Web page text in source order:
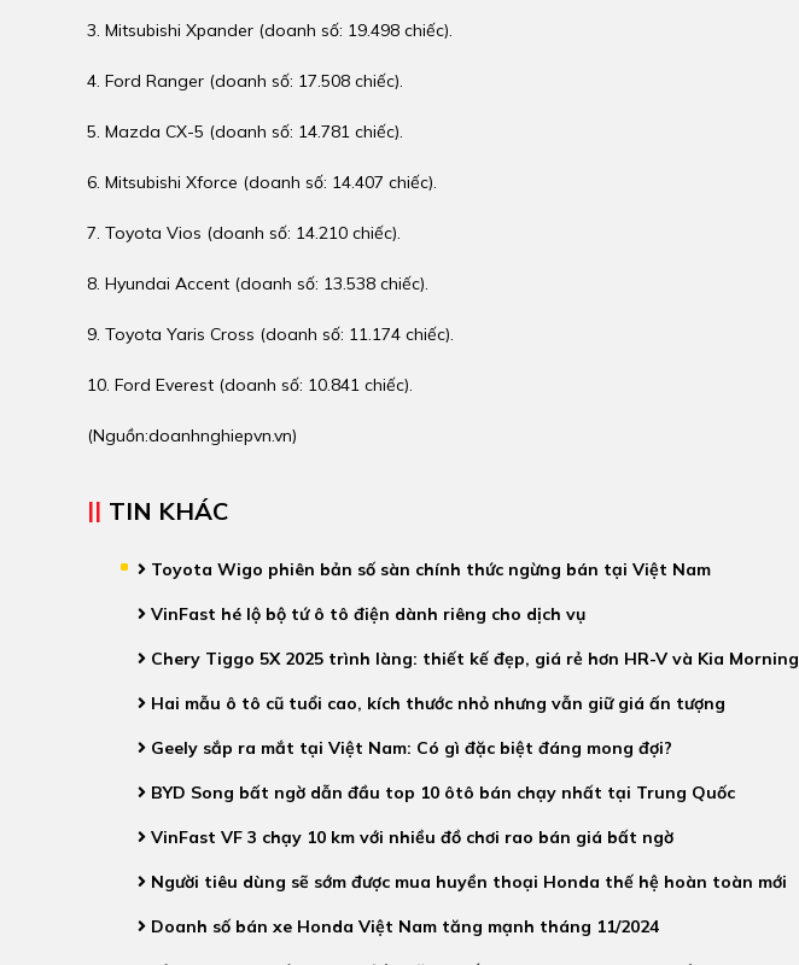
3. Mitsubishi Xpander (doanh số: 19.498 chiếc).
4. Ford Ranger (doanh số: 17.508 chiếc).
5. Mazda CX-5 (doanh số: 14.781 chiếc).
6. Mitsubishi Xforce (doanh số: 14.407 chiếc).
7. Toyota Vios (doanh số: 14.210 chiếc).
8. Hyundai Accent (doanh số: 13.538 chiếc).
9. Toyota Yaris Cross (doanh số: 11.174 chiếc).
10. Ford Everest (doanh số: 10.841 chiếc).
(Nguồn:doanhnghiepvn.vn)
TIN KHÁC
Toyota Wigo phiên bản số sàn chính thức ngừng bán tại Việt Nam
VinFast hé lộ bộ tứ ô tô điện dành riêng cho dịch vụ
Chery Tiggo 5X 2025 trình làng: thiết kế đẹp, giá rẻ hơn HR-V và Kia Morning
Hai mẫu ô tô cũ tuổi cao, kích thước nhỏ nhưng vẫn giữ giá ấn tượng
Geely sắp ra mắt tại Việt Nam: Có gì đặc biệt đáng mong đợi?
BYD Song bất ngờ dẫn đầu top 10 ôtô bán chạy nhất tại Trung Quốc
VinFast VF 3 chạy 10 km với nhiều đồ chơi rao bán giá bất ngờ
Người tiêu dùng sẽ sớm được mua huyền thoại Honda thế hệ hoàn toàn mới
Doanh số bán xe Honda Việt Nam tăng mạnh tháng 11/2024